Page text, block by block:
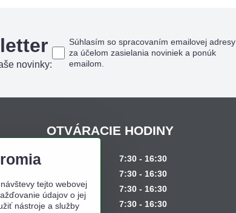
novinky:
Súhlasím so spracovaním emailovej adresy
za účelom zasielania noviniek a ponúk
emailom.
OTVÁRACIE HODINY
7:30 - 16:30
7:30 - 16:30
Streda
7:30 - 16:30
Štvrtok
7:30 - 16:30
tejto webovej
údajov o jej
nástroje a služby